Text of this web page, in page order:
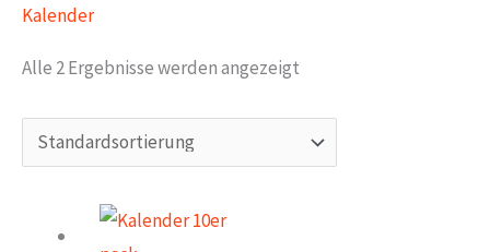
Kalender
Alle 2 Ergebnisse werden angezeigt